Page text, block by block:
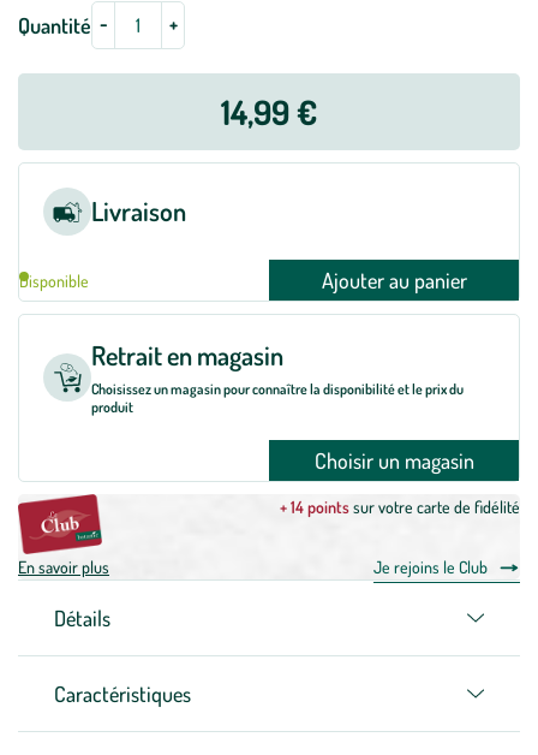
Quantité - +
14,99 €
Livraison
Disponible Ajouter au panier
Retrait en magasin
Choisissez un magasin pour connaître la disponibilité et le prix du
produit
Choisir un magasin
+ 14 pointssur votre carte de fidélité
En savoir plus Je rejoins le Club
Détails
Caractéristiques